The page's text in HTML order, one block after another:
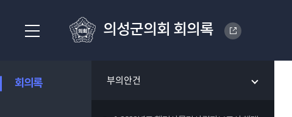
의성군의회 회의록
회의록 부의안건